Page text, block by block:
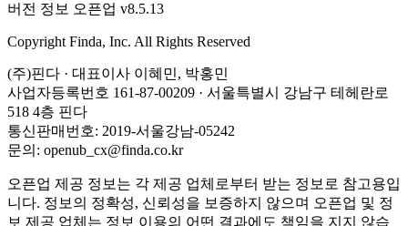
버전 정보 오픈업 v8.5.13
Copyright Finda, Inc. All Rights Reserved
(주)핀다 · 대표이사 이혜민, 박홍민
사업자등록번호 161-87-00209 · 서울특별시 강남구 테헤란로
518 4층 핀다
통신판매번호: 2019-서울강남-05242
문의: openub_cx@finda.co.kr
오픈업 제공 정보는 각 제공 업체로부터 받는 정보로 참고용입
니다. 정보의 정확성, 신뢰성을 보증하지 않으며 오픈업 및 정
보 제공 업체는 정보 이용의 어떤 결과에도 책임을 지지 않습